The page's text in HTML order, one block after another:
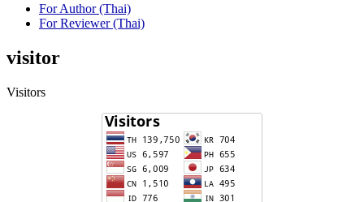
For Author (Thai)
For Reviewer (Thai)
visitor
Visitors